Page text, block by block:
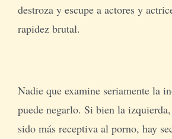
destroza y escupe a actores y
rapidez brutal.
Nadie que examine seriamente la
puede negarlo. Si bien la
sido más receptiva al porno, hay